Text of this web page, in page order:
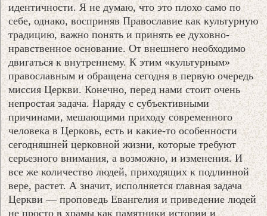
идентичности. Я не думаю, что это плохо само по
себе, однако, восприняв Православие как культурную
традицию, важно понять и принять ее духовно-
нравственное основание. От внешнего необходимо
двигаться к внутреннему. К этим «культурным»
православным и обращена сегодня в первую очередь
миссия Церкви. Конечно, перед нами стоит очень
непростая задача. Наряду с субъективными
причинами, мешающими приходу современного
человека в Церковь, есть и какие-то особенности
сегодняшней церковной жизни, которые требуют
серьезного внимания, а возможно, и изменения. И
все же количество людей, приходящих к подлинной
вере, растет. А значит, исполняется главная задача
Церкви — проповедь Евангелия и приведение людей
не просто в храмы как памятники истории и